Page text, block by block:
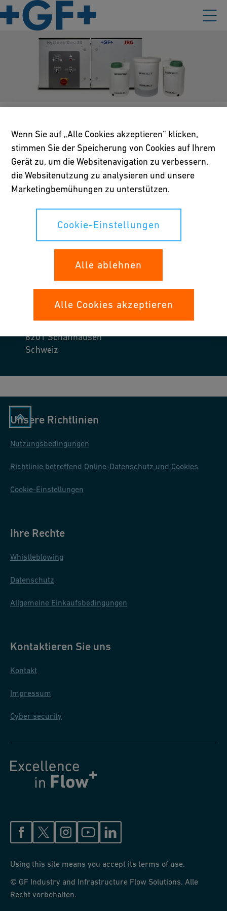
(DISCONTINUED)
Der Verkauf der Hycleen Des Anlagen wurde eingestellt.
Für weitere Informationen kontaktieren Sie bitte Ihre
lokalen Ansprechpartner.
Leider wird das System nicht mehr geführt. Für weitere
Georg Fischer Piping Systems Ltd
Ebnatstrasse 111
8201Schaffhausen
Schweiz
Unsere Richtlinien
Nutzungsbedingungen
Richtlinie betreffend Online-Datenschutz und Cookies
Cookie-Einstellungen
Ihre Rechte
Whistleblowing
Datenschutz
Allgemeine Einkaufsbedingungen
Kontaktieren Sie uns
Kontakt
Impressum
Cyber security
Using this site means you accept its terms of use.
© GF Industry and Infrastructure Flow Solutions. Alle
Recht vorbehalten.
Wenn Sie auf „Alle Cookies akzeptieren“ klicken,
stimmen Sie der Speicherung von Cookies auf Ihrem
Gerät zu, um die Websitenavigation zu verbessern,
die Websitenutzung zu analysieren und unsere
Marketingbemühungen zu unterstützen.
Cookie-Einstellungen
Alle ablehnen
Alle Cookies akzeptieren